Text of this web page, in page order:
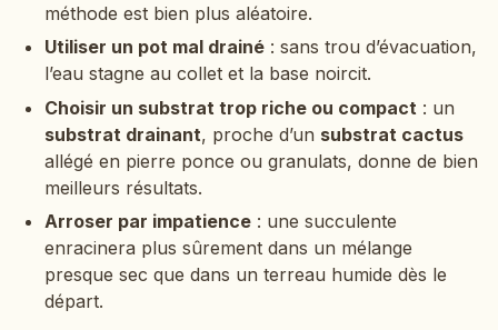
méthode est bien plus aléatoire.
Utiliser un pot mal drainé : sans trou d’évacuation,
l’eau stagne au collet et la base noircit.
Choisir un substrat trop riche ou compact : un
substrat drainant, proche d’un substrat cactus
allégé en pierre ponce ou granulats, donne de bien
meilleurs résultats.
Arroser par impatience : une succulente
enracinera plus sûrement dans un mélange
presque sec que dans un terreau humide dès le
départ.